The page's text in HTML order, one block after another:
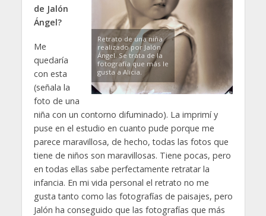
Retrato de una niña
realizado por Jalón
Ángel. Se trata de la
fotografía que más le
gusta a Alicia.
de Jalón
Ángel?
Me
quedaría
con esta
(señala la
foto de una
niña con un contorno difuminado). La imprimí y
puse en el estudio en cuanto pude porque me
parece maravillosa, de hecho, todas las fotos que
tiene de niños son maravillosas. Tiene pocas, pero
en todas ellas sabe perfectamente retratar la
infancia. En mi vida personal el retrato no me
gusta tanto como las fotografías de paisajes, pero
Jalón ha conseguido que las fotografías que más